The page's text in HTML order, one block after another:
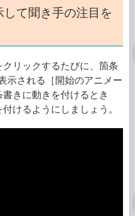
て聞き手の注目を
リックするたびに、箇条
示される［開始のアニメー
きに動きを付けるとき
けるようにしましょう。